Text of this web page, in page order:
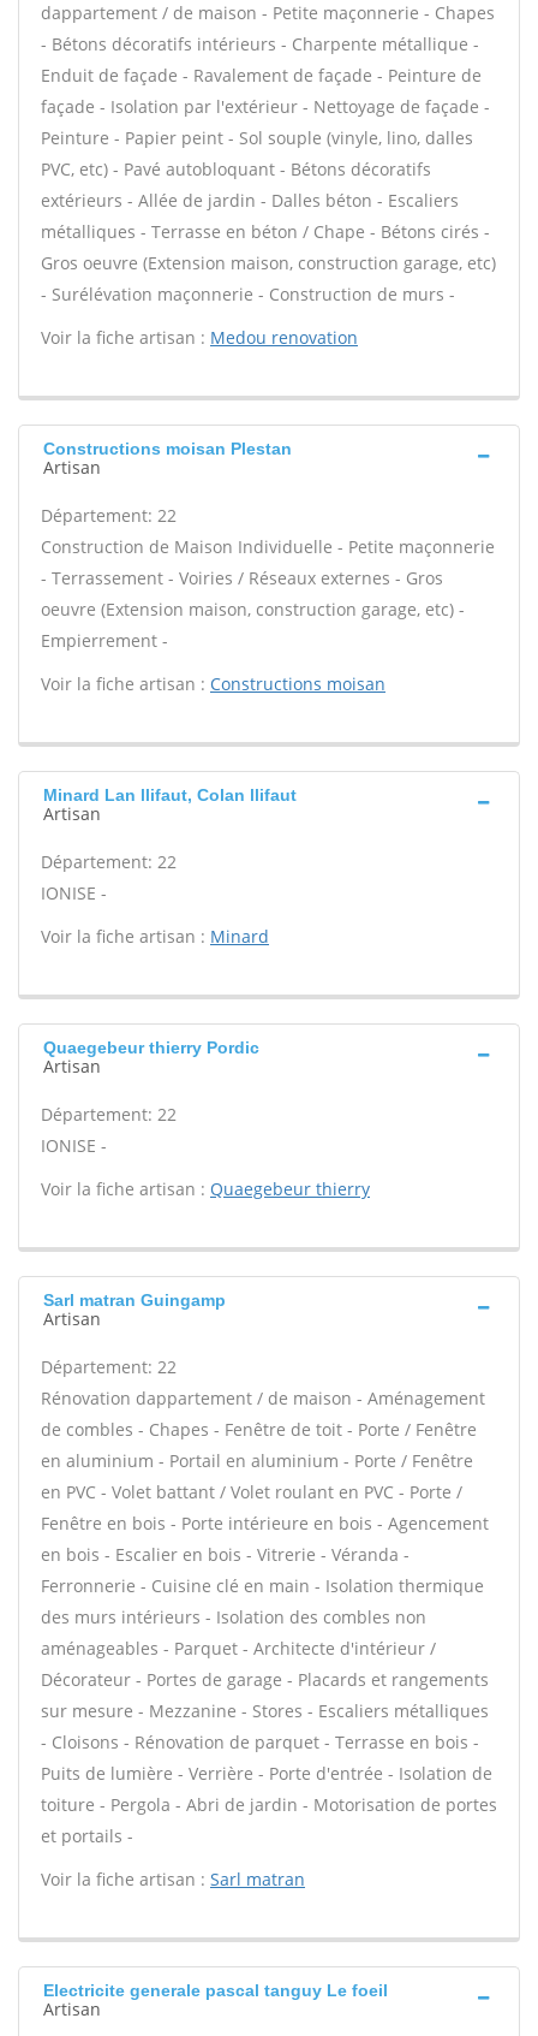
dappartement / de maison - Petite maçonnerie - Chapes
- Bétons décoratifs intérieurs - Charpente métallique -
Enduit de façade - Ravalement de façade - Peinture de
façade - Isolation par l'extérieur - Nettoyage de façade -
Peinture - Papier peint - Sol souple (vinyle, lino, dalles
PVC, etc) - Pavé autobloquant - Bétons décoratifs
extérieurs - Allée de jardin - Dalles béton - Escaliers
métalliques - Terrasse en béton / Chape - Bétons cirés -
Gros oeuvre (Extension maison, construction garage, etc)
- Surélévation maçonnerie - Construction de murs -
Voir la fiche artisan : Medou renovation
Constructions moisan Plestan
Artisan
Département: 22
Construction de Maison Individuelle - Petite maçonnerie
- Terrassement - Voiries / Réseaux externes - Gros
oeuvre (Extension maison, construction garage, etc) -
Empierrement -
Voir la fiche artisan : Constructions moisan
Minard Lan llifaut, Colan llifaut
Artisan
Département: 22
IONISE -
Voir la fiche artisan : Minard
Quaegebeur thierry Pordic
Artisan
Département: 22
IONISE -
Voir la fiche artisan : Quaegebeur thierry
Sarl matran Guingamp
Artisan
Département: 22
Rénovation dappartement / de maison - Aménagement
de combles - Chapes - Fenêtre de toit - Porte / Fenêtre
en aluminium - Portail en aluminium - Porte / Fenêtre
en PVC - Volet battant / Volet roulant en PVC - Porte /
Fenêtre en bois - Porte intérieure en bois - Agencement
en bois - Escalier en bois - Vitrerie - Véranda -
Ferronnerie - Cuisine clé en main - Isolation thermique
des murs intérieurs - Isolation des combles non
aménageables - Parquet - Architecte d'intérieur /
Décorateur - Portes de garage - Placards et rangements
sur mesure - Mezzanine - Stores - Escaliers métalliques
- Cloisons - Rénovation de parquet - Terrasse en bois -
Puits de lumière - Verrière - Porte d'entrée - Isolation de
toiture - Pergola - Abri de jardin - Motorisation de portes
et portails -
Voir la fiche artisan : Sarl matran
Electricite generale pascal tanguy Le foeil
Artisan